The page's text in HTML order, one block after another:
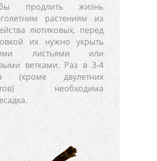
продлить жизнь
растениям из
лютиковых, перед
их нужно укрыть
листьями или
ветками. Раз в 3-4
(кроме двулетних
необходима